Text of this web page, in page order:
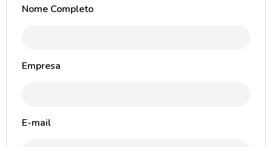
Nome Completo
Empresa
E-mail